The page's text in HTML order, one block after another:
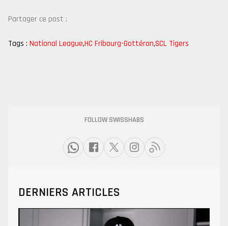
Partager ce post :
Tags : National League,HC Fribourg-Gottéron,SCL Tigers
FOLLOW SWISSHABS
DERNIERS ARTICLES